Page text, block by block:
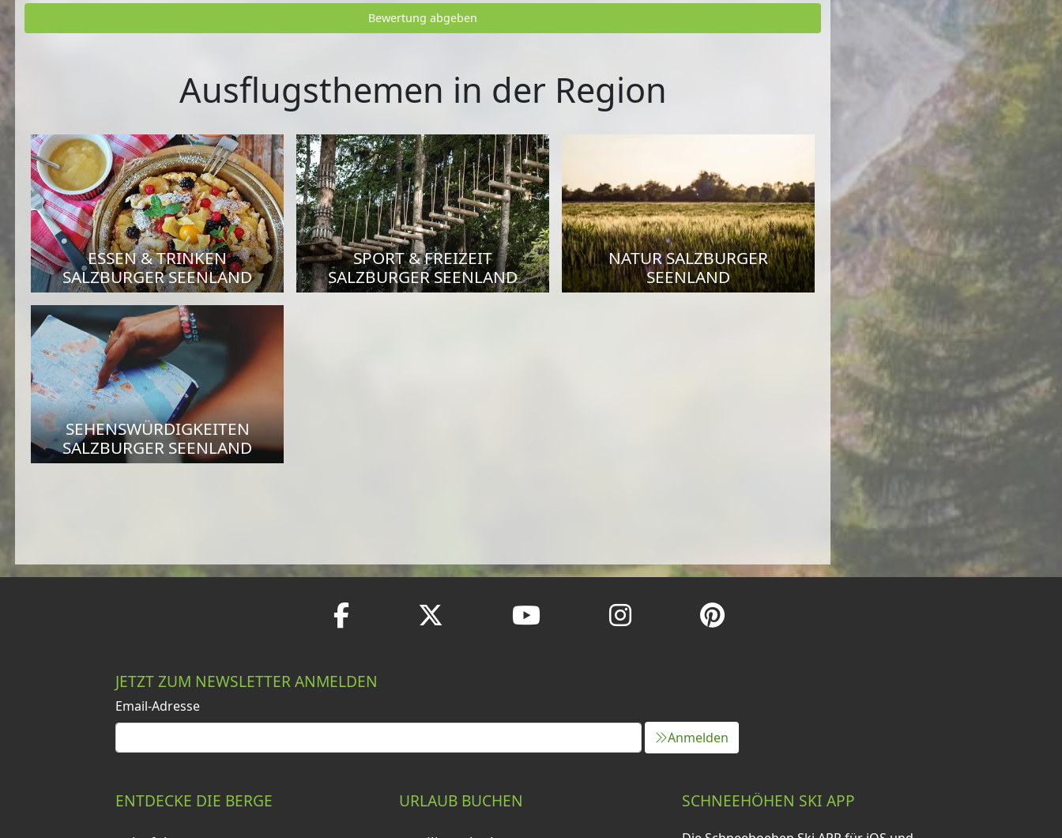
Bewertung abgeben
Ausflugsthemen in der Region
ESSEN & TRINKEN
SALZBURGER SEENLAND
SPORT & FREIZEIT
SALZBURGER SEENLAND
NATUR SALZBURGER
SEENLAND
SEHENSWÜRDIGKEITEN
SALZBURGER SEENLAND
JETZT ZUM NEWSLETTER ANMELDEN
Email-Adresse
Anmelden
ENTDECKE DIE BERGE URLAUB BUCHEN SCHNEEHÖHEN SKI APP